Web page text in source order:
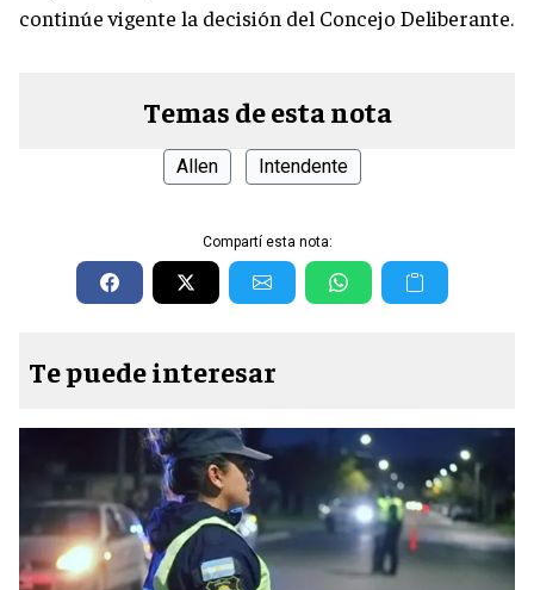
continúe vigente la decisión del Concejo Deliberante.
Temas de esta nota
Allen Intendente
Compartí esta nota:
Te puede interesar